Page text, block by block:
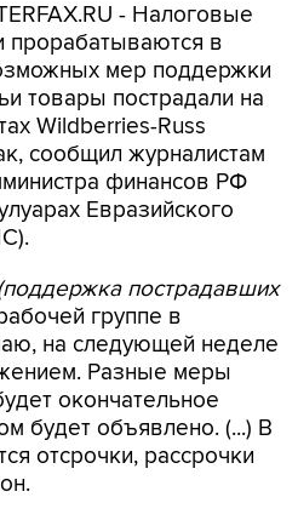
- Налоговые
прорабатываются в
мер поддержки
товары пострадали на
Wildberries-Russ
сообщил журналистам
финансов РФ
Евразийского
пострадавших
группе в
на следующей неделе
Разные меры
окончательное
будет объявлено. (...) В
отсрочки, рассрочки